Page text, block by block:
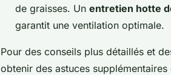
de graisses. Un entretien hotte
garantit une ventilation optimale.
Pour des conseils plus détaillés et
obtenir des astuces